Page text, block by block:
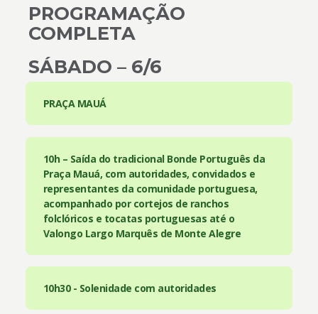
PROGRAMAÇÃO
COMPLETA
SÁBADO – 6/6
PRAÇA MAUÁ
10h – Saída do tradicional Bonde Português da
Praça Mauá, com autoridades, convidados e
representantes da comunidade portuguesa,
acompanhado por cortejos de ranchos
folclóricos e tocatas portuguesas até o
Valongo Largo Marquês de Monte Alegre
10h30 - Solenidade com autoridades